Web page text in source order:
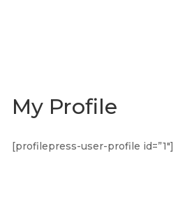
My Profile
[profilepress-user-profile id=”1″]